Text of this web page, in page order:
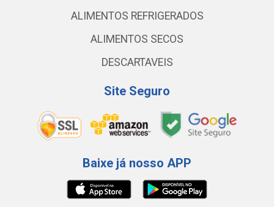
ALIMENTOS REFRIGERADOS
ALIMENTOS SECOS
DESCARTAVEIS
Site Seguro
Baixe já nosso APP